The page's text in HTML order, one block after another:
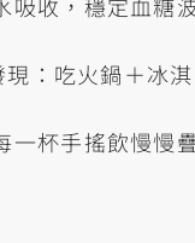
：吃火鍋＋冰
杯手搖飲慢慢